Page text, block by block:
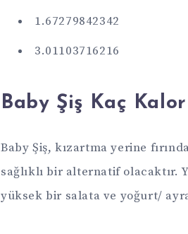
1.67279842342
3.01103716216
Baby Şiş Kaç
Baby Şiş, kızartma yerine
sağlıklı bir alternatif olacaktır.
yüksek bir salata ve yoğurt/